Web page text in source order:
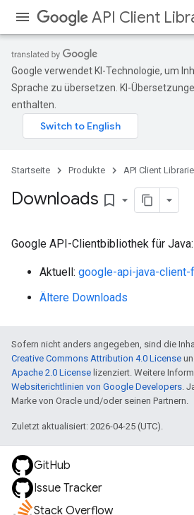
API Client
Google verwendet KI-Technologie, um
Sprache zu übersetzen. KI-
enthalten.
Startseite Produkte API Client
Downloads bookmark_border
Google API-Clientbibliothek für Java:
Aktuell: google-api-java-client-
Ältere Downloads
Sofern nicht anders angegeben, sind die
Creative Commons Attribution 4.0 License
Apache 2.0 License lizenziert. Weitere
Websiterichtlinien von Google Developers.
Marke von Oracle und/oder seinen Partnern.
Zuletzt aktualisiert: 2026-04-25 (UTC).
GitHub
Issue Tracker
Stack Overflow